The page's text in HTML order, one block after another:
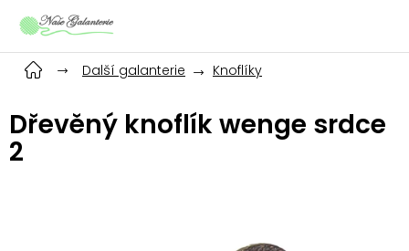
Další galanterie
Knoflíky
Dřevěný knoflík wenge srdce
2